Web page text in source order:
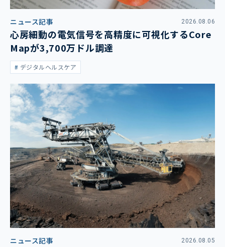
ニュース記事 2026.08.06
心房細動の電気信号を高精度に可視化するCore
Mapが3,700万ドル調達
デジタルヘルスケア
ニュース記事 2026.08.05